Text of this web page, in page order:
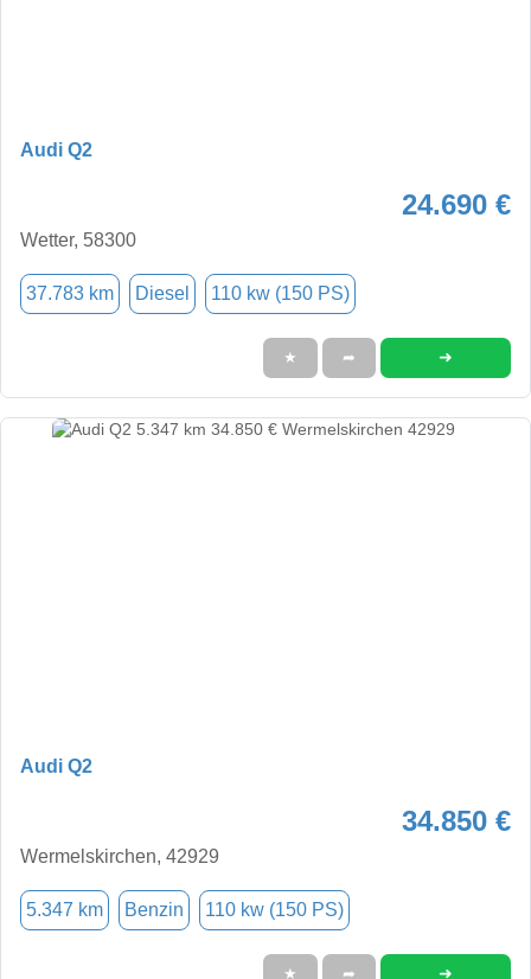
Audi Q2
24.690 €
Wetter, 58300
37.783 km Diesel 110 kw (150 PS)
★ ➦ ➜
Audi Q2
34.850 €
Wermelskirchen, 42929
5.347 km Benzin 110 kw (150 PS)
★ ➦ ➜